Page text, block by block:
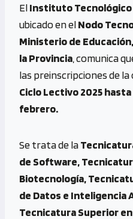
b
o
o
k
se
n
g
er
py
Li
n
k
gr
a
m
ElInstituto Tecnológico
ubicado en elNodo
Ministerio de
la Provincia , comunica
las preinscripciones de
Ciclo Lectivo 2025
febrero.
Se trata de la
de Software,
Biotecnología,
de Datos e Inteligencia
Tecnicatura Superior